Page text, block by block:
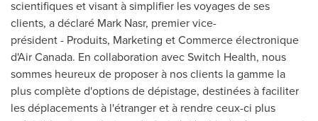
scientifiques et visant à simplifier les voyages de ses
clients, a déclaré Mark Nasr, premier vice-
président - Produits, Marketing et Commerce électronique
d'Air Canada. En collaboration avec Switch Health, nous
sommes heureux de proposer à nos clients la gamme la
plus complète d'options de dépistage, destinées à faciliter
les déplacements à l'étranger et à rendre ceux-ci plus